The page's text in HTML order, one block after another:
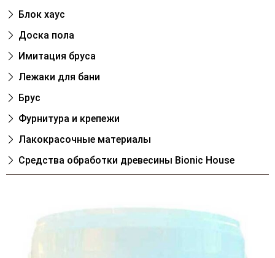
Блок хаус
Доска пола
Имитация бруса
Лежаки для бани
Брус
Фурнитура и крепежи
Лакокрасочные материалы
Cредства обработки древесины Bionic House